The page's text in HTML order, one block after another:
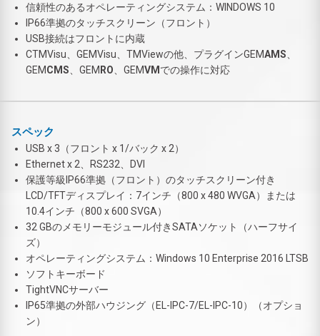
信頼性のあるオペレーティングシステム：WINDOWS 10
IP66準拠のタッチスクリーン（フロント）
USB接続はフロントに内蔵
CTMVisu、GEMVisu、TMViewの他、プラグインGEMAMS
GEMCMS 、GEMRO 、GEMVMでの操作に対応
スペック
USB x 3（フロント x 1/バック x 2）
Ethernet x 2、RS232、DVI
保護等級IP66準拠（フロント）のタッチスクリーン付き
LCD/TFTディスプレイ：7インチ（800 x 480 WVGA）または
10.4インチ（800 x 600 SVGA）
32 GBのメモリーモジュール付きSATAソケット（ハーフサイ
ズ）
オペレーティングシステム：Windows 10 Enterprise 2016 LTSB
ソフトキーボード
TightVNCサーバー
IP65準拠の外部ハウジング（EL-IPC-7/EL-IPC-10）（オプショ
ン）